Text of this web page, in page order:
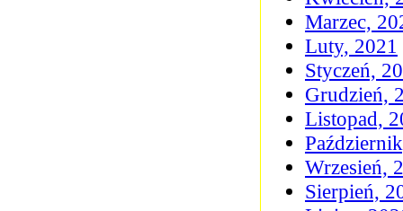
Marzec,
Luty, 2021
Styczeń,
Grudzień,
Listopad,
Wrzesień,
Sierpień,